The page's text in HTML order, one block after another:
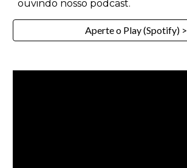
ouvindo nosso podcast.
Aperte o Play (Spotify) >